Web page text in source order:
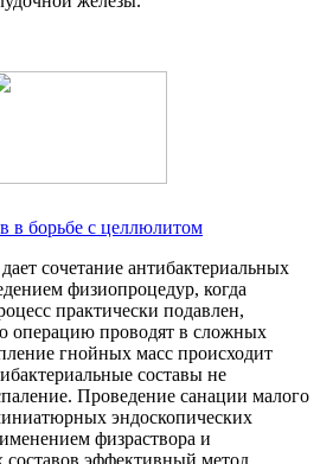
в борьбе с целлюлитом
сочетание антибактериальных
физиопроцедур, когда
практически подавлен,
операцию проводят в сложных
гнойных масс происходит
составы не
Проведение санации малого
эндоскопических
физраствора и
эффективный метод